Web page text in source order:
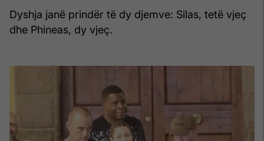
Dyshja janë prindër të dy djemve: Silas, tetë vjeç
dhe Phineas, dy vjeç.